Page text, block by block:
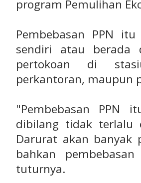
program Pemulihan
Pembebasan PPN
sendiri atau berada
pertokoan di
perkantoran, maupun
"Pembebasan PPN
dibilang tidak terlalu
Darurat akan banyak
bahkan
tuturnya.